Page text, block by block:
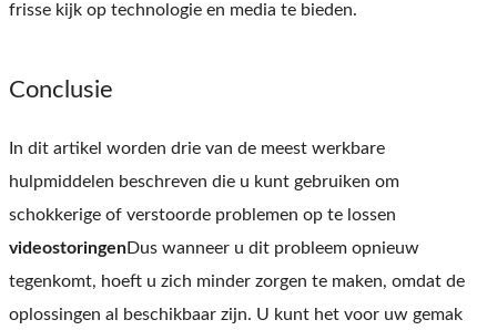
frisse kijk op technologie en media te bieden.
Conclusie
In dit artikel worden drie van de meest werkbare
hulpmiddelen beschreven die u kunt gebruiken om
schokkerige of verstoorde problemen op te lossen
videostoringenDus wanneer u dit probleem opnieuw
tegenkomt, hoeft u zich minder zorgen te maken, omdat de
oplossingen al beschikbaar zijn. U kunt het voor uw gemak